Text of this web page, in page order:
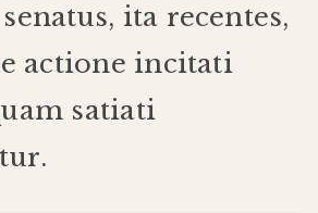
senatus, ita recentes,
actione incitati
satiati
.